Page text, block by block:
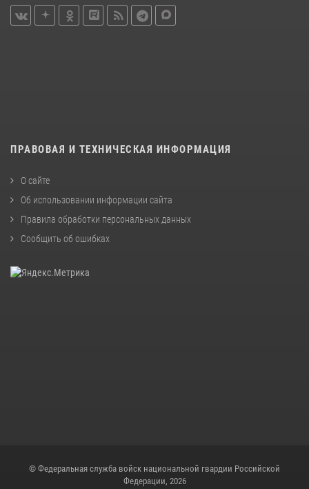
ПРАВОВАЯ И ТЕХНИЧЕСКАЯ ИНФОРМАЦИЯ
О сайте
Об использовании информации сайта
Правила обработки персональных данных
Сообщить об ошибках
© Федеральная служба войск национальной гвардии Российской
Федерации, 2026